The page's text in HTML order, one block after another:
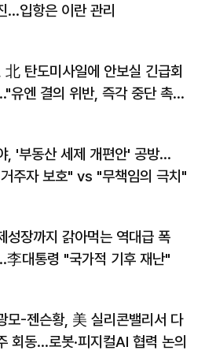
…입항은 이란 관리
탄도미사일에 안보실 긴급회
유엔 결의 위반, 즉각 중단 촉
, '부동산 세제 개편안' 공방…
주자 보호" vs "무책임의 극치"
성장까지 갉아먹는 역대급 폭
李대통령 "국가적 기후 재난"
모-젠슨황, 美 실리콘밸리서 다
회동…로봇·피지컬AI 협력 논의